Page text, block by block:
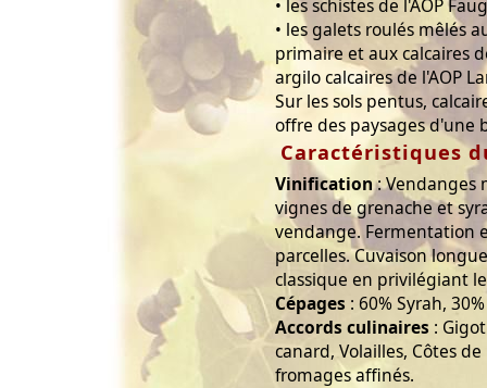
• les schistes de l'AOP
• les galets roulés mêlés
primaire et aux calcaires
argilo calcaires de l'AOP
Sur les sols pentus,
offre des paysages d'une
Caractéristiques
Vinification: Vendanges
vignes de grenache et
vendange. Fermentation
parcelles. Cuvaison
classique en privilégiant
Cépages : 60% Syrah,
Accords culinaires :
canard, Volailles, Côtes
fromages affinés.